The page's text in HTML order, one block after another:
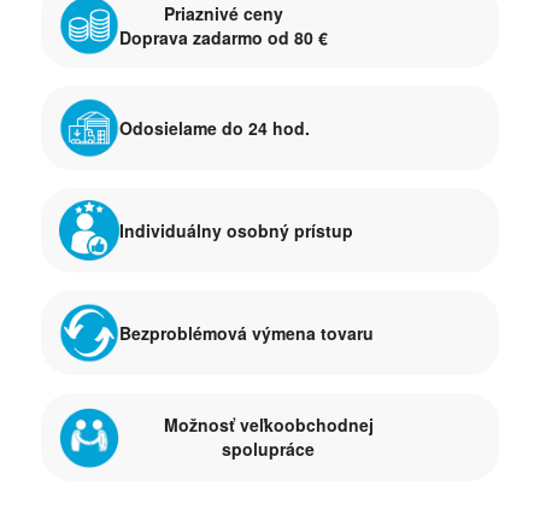
Priaznivé ceny
Doprava zadarmo od 80 €
Odosielame do 24 hod.
Individuálny osobný prístup
Bezproblémová výmena tovaru
Možnosť veľkoobchodnej
spolupráce